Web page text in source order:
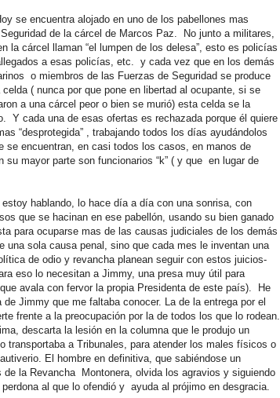
se encuentra alojado en uno de los pabellones mas
de la cárcel de Marcos Paz. No junto a militares,
la cárcel llaman “el lumpen de los delesa”, esto es policías
a esas policías, etc. y cada vez que en los demás
o miembros de las Fuerzas de Seguridad se produce
( nunca por que pone en libertad al ocupante, si se
a una cárcel peor o bien se murió) esta celda se la
Y cada una de esas ofertas es rechazada porque él quiere
“desprotegida” , trabajando todos los días ayudándolos
se encuentran, en casi todos los casos, en manos de
su mayor parte son funcionarios “k” ( y que en lugar de
hablando, lo hace día a día con una sonrisa, con
que se hacinan en ese pabellón, usando su bien ganado
para ocuparse mas de las causas judiciales de los demás
una sola causa penal, sino que cada mes le inventan una
de odio y revancha planean seguir con estos juicios-
eso lo necesitan a Jimmy, una presa muy útil para
avala con fervor la propia Presidenta de este país). He
Jimmy que me faltaba conocer. La de la entrega por el
frente a la preocupación por la de todos los que lo rodean.
descarta la lesión en la columna que le produjo un
transportaba a Tribunales, para atender los males físicos o
El hombre en definitiva, que sabiéndose un
la Revancha Montonera, olvida los agravios y siguiendo
al que lo ofendió y ayuda al prójimo en desgracia.